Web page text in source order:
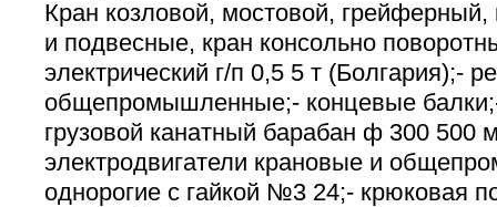
Кран козловой, мостовой,
и подвесные, кран консольно
электрический г/п 0,5 5 т (Болгария);-
общепромышленные;- концевые
грузовой канатный барабан ф 300 500
электродвигатели крановые и
однорогие с гайкой №3 24;- крюковая